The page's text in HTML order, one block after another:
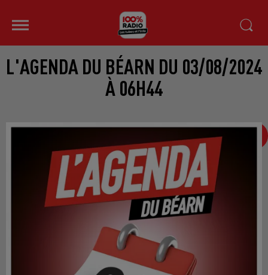
L'AGENDA DU BÉARN DU 03/08/2024
À 06H44